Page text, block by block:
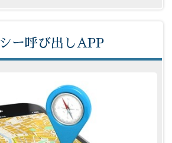
ー呼び出しAPP